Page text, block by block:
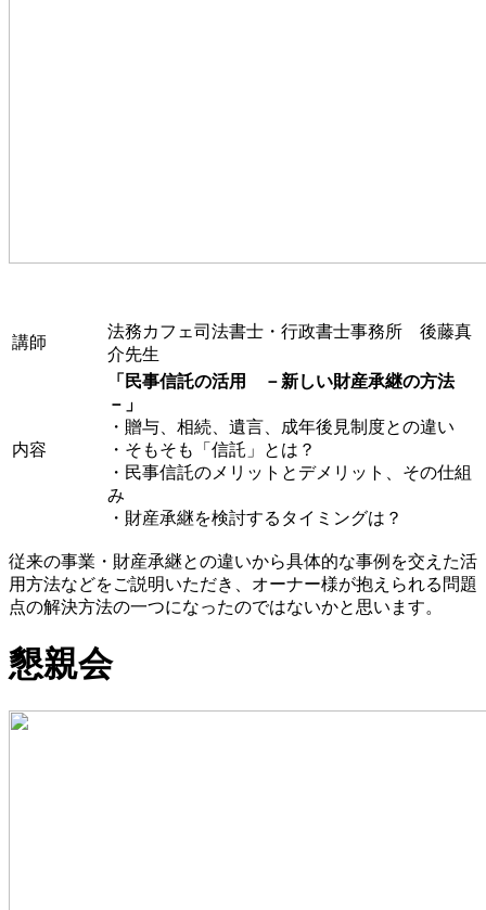
講師
法務カフェ司法書士・行政書士事務所 後藤真
介先生
内容
「民事信託の活用 －新しい財産承継の方法
－」
・贈与、相続、遺言、成年後見制度との違い
・そもそも「信託」とは？
・民事信託のメリットとデメリット、その仕組
み
・財産承継を検討するタイミングは？
従来の事業・財産承継との違いから具体的な事例を交えた活
用方法などをご説明いただき、オーナー様が抱えられる問題
点の解決方法の一つになったのではないかと思います。
懇親会